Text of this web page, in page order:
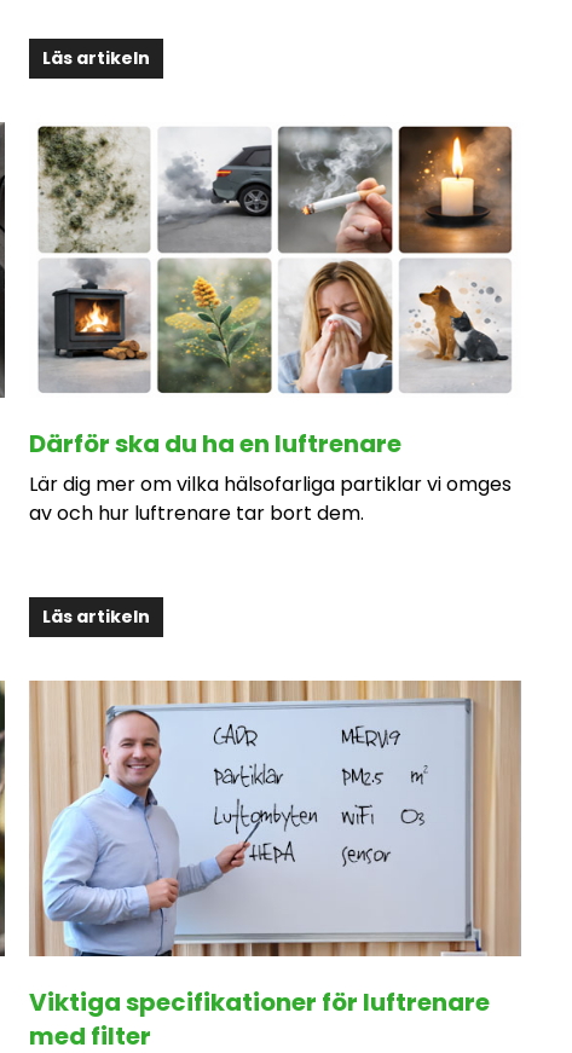
Läs artikeln
Därför ska du ha en luftrenare
Lär dig mer om vilka hälsofarliga partiklar vi omges
av och hur luftrenare tar bort dem.
Läs artikeln
Viktiga specifikationer för luftrenare
med filter